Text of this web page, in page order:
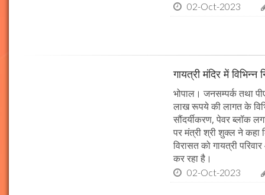
02-Oct-2023
गायत्री मंदिर में विभिन्न
भोपाल। जनसम्पर्क तथा
लाख रूपये की लागत के
सौंदर्यीकरण, पेवर ब्लॉक
पर मंत्री श्री शुक्ल ने कहा
विरासत को गायत्री
कर रहा है।
02-Oct-2023